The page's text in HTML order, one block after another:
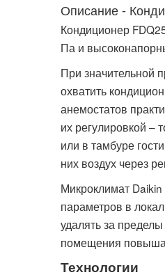
Описание -
Кондиционер
Па и
При значительной
охватить
анемостатов
их регулировкой –
или в тамбуре
них воздух через
Микроклимат
параметров в
удалять за
помещения
Технологии